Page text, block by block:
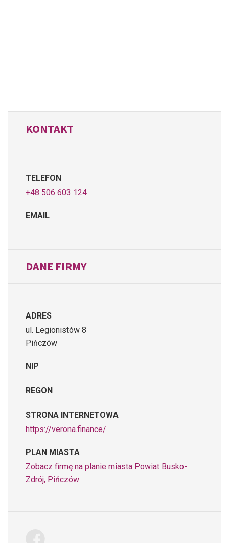
KONTAKT
TELEFON
+48 506 603 124
EMAIL
DANE FIRMY
ADRES
ul. Legionistów 8
Pińczów
NIP
REGON
STRONA INTERNETOWA
https://verona.finance/
PLAN MIASTA
Zobacz firmę na planie miasta Powiat Busko-
Zdrój, Pińczów